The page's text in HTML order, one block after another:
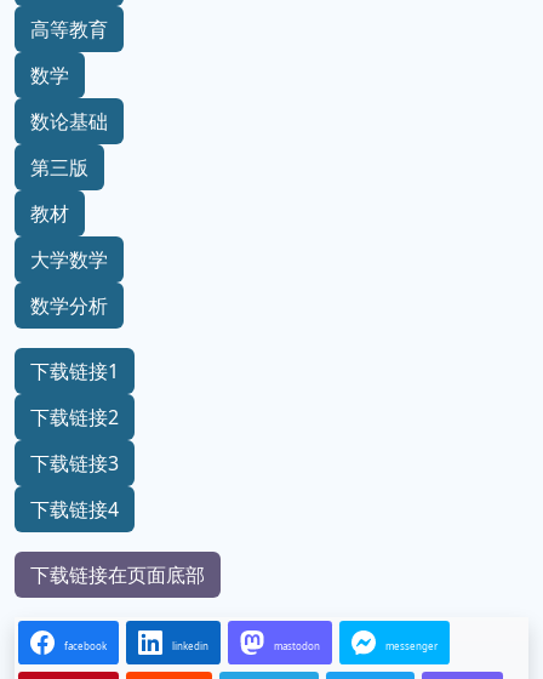
高等教育
数学
数论基础
第三版
教材
大学数学
数学分析
下载链接1
下载链接2
下载链接3
下载链接4
下载链接在页面底部
facebook linkedin mastodon messenger